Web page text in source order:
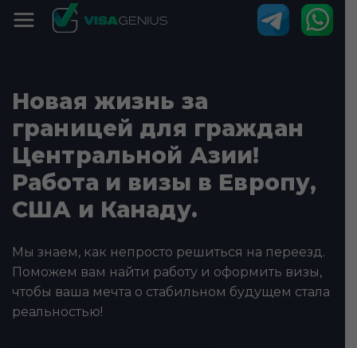
Новая жизнь за
границей для граждан
Центральной Азии!
Работа и визы в Европу,
США и Канаду.
Мы знаем, как непросто решиться на переезд.
Поможем вам найти работу и оформить визы,
чтобы ваша мечта о стабильном будущем стала
реальностью!